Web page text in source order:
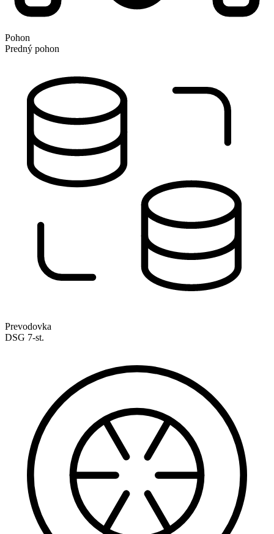
Pohon
Predný pohon
Prevodovka
DSG 7-st.